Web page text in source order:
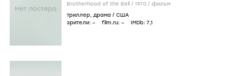
Brotherhood of the Bell / 1970 / фильм
триллер, драма / США
зрители: – film.ru: – IMDb: 7,1